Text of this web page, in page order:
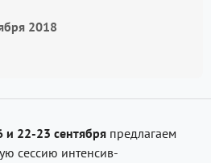
2018
и 22-23 сентября предлагаем
сессию интенсив-